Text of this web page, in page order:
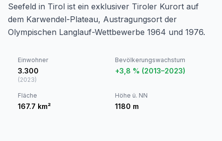
Seefeld in Tirol ist ein exklusiver Tiroler Kurort auf
dem Karwendel-Plateau, Austragungsort der
Olympischen Langlauf-Wettbewerbe 1964 und 1976.
Einwohner
3.300
(2023)
Bevölkerungswachstum
+3,8 % (2013–2023)
Fläche
167.7 km²
Höhe ü. NN
1180 m